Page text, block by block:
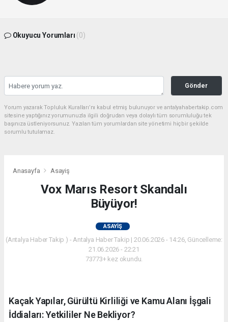
Okuyucu Yorumları (0)
Gönder
Yorum yazarak Topluluk Kuralları’nı kabul etmiş bulunuyor ve antalyahabertakip.com
sitesine yaptığınız yorumunuzla ilgili doğrudan veya dolaylı tüm sorumluluğu tek
başınıza üstleniyorsunuz. Yazılan tüm yorumlardan site yönetimi hiçbir şekilde
sorumlu tutulamaz.
Anasayfa Asayiş
Vox Marıs Resort Skandalı
Büyüyor!
ASAYIŞ
(Antalya Haber Takip ) - Antalya Haber Takip | 20.06.2026 - 14:26, Güncelleme:
21.06.2026 - 22:21
73773+ kez okundu.
Kaçak Yapılar, Gürültü Kirliliği ve Kamu Alanı İşgali
İddiaları: Yetkililer Ne Bekliyor?